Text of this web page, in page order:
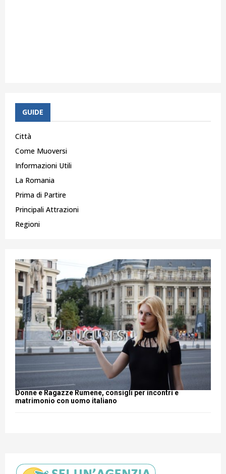
GUIDE
Città
Come Muoversi
Informazioni Utili
La Romania
Prima di Partire
Principali Attrazioni
Regioni
Donne e Ragazze Rumene, consigli per incontri e
matrimonio con uomo italiano